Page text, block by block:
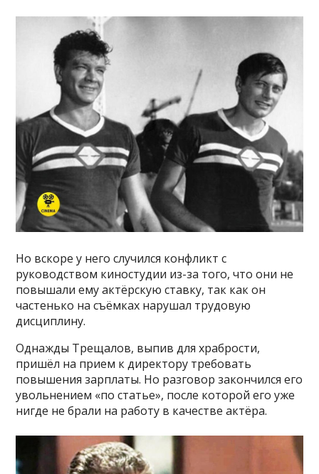
Но вскоре у него случился конфликт с
руководством киностудии из-за того, что они не
повышали ему актёрскую ставку, так как он
частенько на съёмках нарушал трудовую
дисциплину.
Однажды Трещалов, выпив для храбрости,
пришёл на прием к директору требовать
повышения зарплаты. Но разговор закончился его
увольнением «по статье», после которой его уже
нигде не брали на работу в качестве актёра.